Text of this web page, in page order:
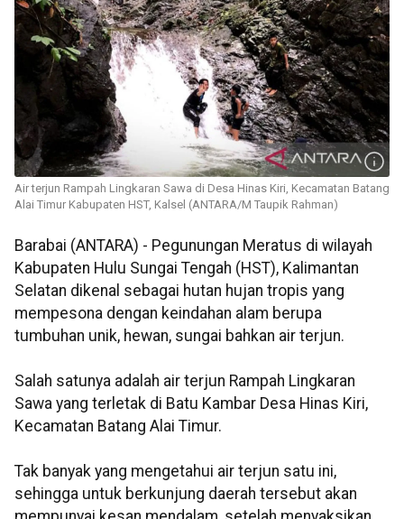
Air terjun Rampah Lingkaran Sawa di Desa Hinas Kiri, Kecamatan Batang
Alai Timur Kabupaten HST, Kalsel (ANTARA/M Taupik Rahman)
Barabai (ANTARA) - Pegunungan Meratus di wilayah
Kabupaten Hulu Sungai Tengah (HST), Kalimantan
Selatan dikenal sebagai hutan hujan tropis yang
mempesona dengan keindahan alam berupa
tumbuhan unik, hewan, sungai bahkan air terjun.
Salah satunya adalah air terjun Rampah Lingkaran
Sawa yang terletak di Batu Kambar Desa Hinas Kiri,
Kecamatan Batang Alai Timur.
Tak banyak yang mengetahui air terjun satu ini,
sehingga untuk berkunjung daerah tersebut akan